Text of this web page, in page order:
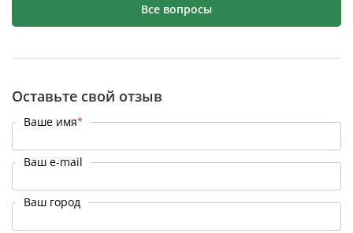
Все вопросы
Оставьте свой отзыв
Ваше имя*
Ваш e-mail
Ваш город